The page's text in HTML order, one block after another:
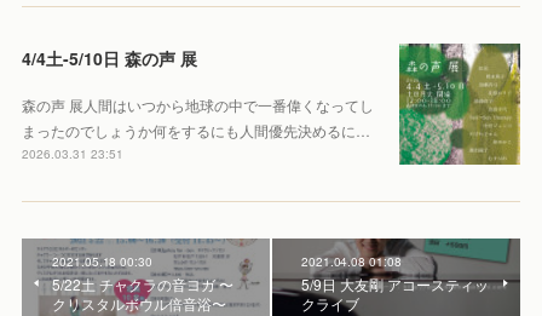
4/4土-5/10日 森の声 展
森の声 展人間はいつから地球の中で一番偉くなってし
まったのでしょうか何をするにも人間優先決めるに…
2026.03.31 23:51
2021.05.18 00:30
5/22土 チャクラの音ヨガ 〜
クリスタルボウル倍音浴〜
2021.04.08 01:08
5/9日 大友剛 アコースティッ
クライブ